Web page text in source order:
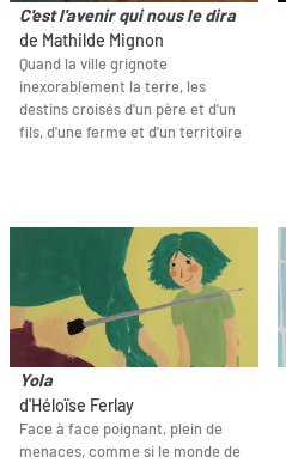
C'est l'avenir qui nous le dira
de Mathilde Mignon
Quand la ville grignote
inexorablement la terre, les
destins croisés d'un père et d'un
fils, d'une ferme et d'un territoire
Yola
d'Héloïse Ferlay
Face à face poignant, plein de
menaces, comme si le monde de